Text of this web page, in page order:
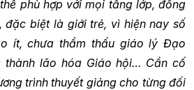
phù hợp với mọi tầng lớp, đồng
đặc biệt là giới trẻ, vì hiện nay số
ít, chưa thẩm thấu giáo lý Đạo
thành lão hóa Giáo hội… Cần cố
trình thuyết giảng cho từng đối